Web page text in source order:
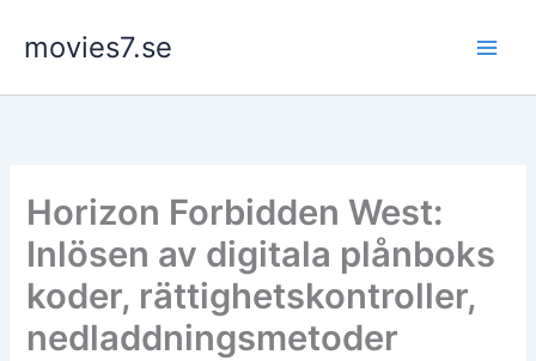
movies7.se
Horizon Forbidden West:
Inlösen av digitala plånboks
koder, rättighetskontroller,
nedladdningsmetoder